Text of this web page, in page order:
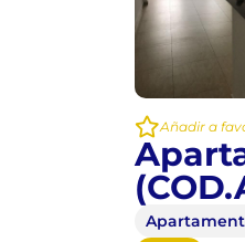
Añadir a